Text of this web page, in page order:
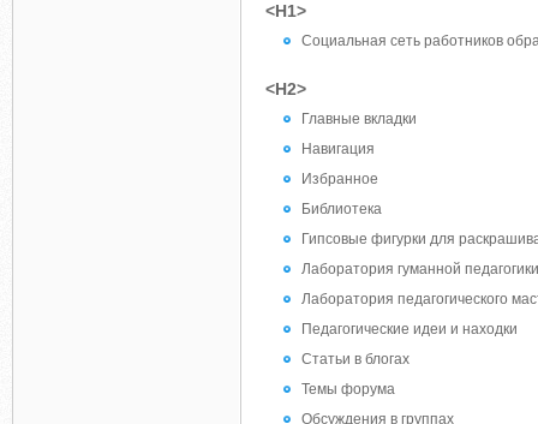
<H1>
Социальная сеть работников
<H2>
Главные вкладки
Навигация
Избранное
Библиотека
Гипсовые фигурки для
Лаборатория гуманной педагогики
Лаборатория педагогического
Педагогические идеи и находки
Статьи в блогах
Темы форума
Обсуждения в группах